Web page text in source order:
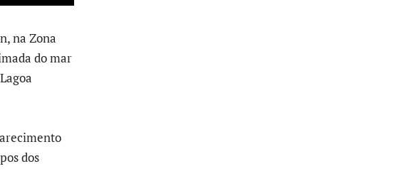
na Zona
do mar
dos